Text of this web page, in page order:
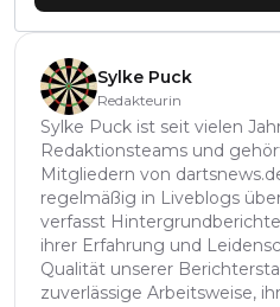
Sylke Puck
Redakteurin
Sylke Puck ist seit vielen
Redaktionsteams und
Mitgliedern von
regelmäßig in Liveblogs
verfasst
ihrer Erfahrung und
Qualität unserer
zuverlässige Arbeitsweise,